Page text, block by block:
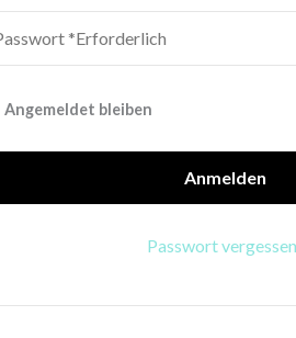
Angemeldet bleiben
Anmelden
Passwort